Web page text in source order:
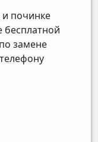
починке
бесплатной
замене